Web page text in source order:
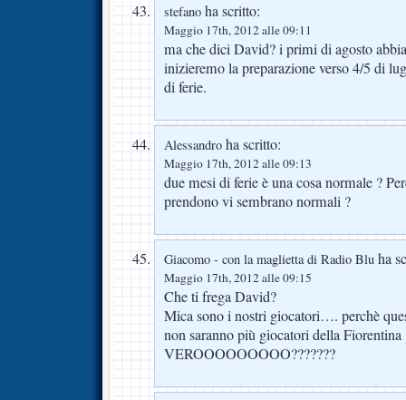
stefano ha scritto:
Maggio 17th, 2012 alle 09:11
ma che dici David? i primi di agosto
inizieremo la preparazione verso 4/5 di
di ferie.
Alessandro ha scritto:
Maggio 17th, 2012 alle 09:13
due mesi di ferie è una cosa normale ?
prendono vi sembrano normali ?
Giacomo - con la maglietta di Radio Blu ha
Maggio 17th, 2012 alle 09:15
Che ti frega David?
Mica sono i nostri giocatori…. perchè
non saranno più giocatori della Fiorentina
VEROOOOOOOOO???????